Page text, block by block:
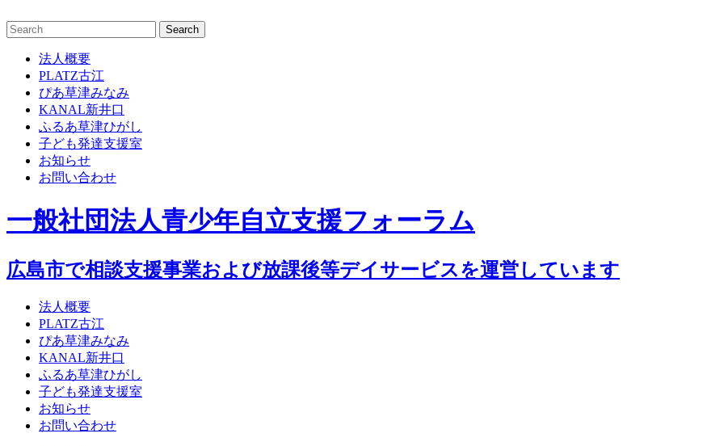
to
content
法人概要
PLATZ古江
ぴあ草津みなみ
KANAL新井口
ふるあ草津ひがし
子ども発達支援室
お知らせ
お問い合わせ
一般社団法人青少年自立支援フォーラム
広島市で相談支援事業および放課後等デイサービスを運営しています
法人概要
PLATZ古江
ぴあ草津みなみ
KANAL新井口
ふるあ草津ひがし
子ども発達支援室
お知らせ
お問い合わせ